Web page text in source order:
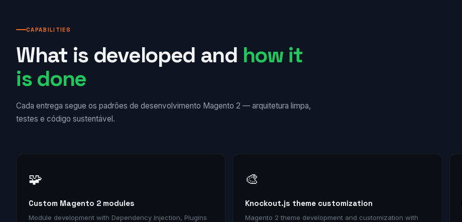
CAPABILITIES
What is developed and how it
is done
Cada entrega segue os padrões de desenvolvimento Magento 2 — arquitetura limpa,
testes e código sustentável.
🧩
Custom Magento 2 modules
Module development with Dependency Injection, Plugins
🎨
Knockout.js theme customization
Magento 2 theme development and customization with